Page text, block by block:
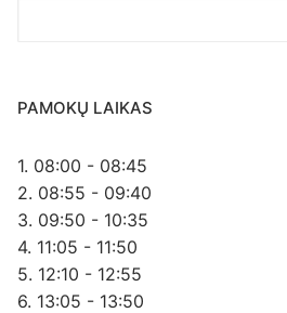
PAMOKŲ LAIKAS
1. 08:00 - 08:45
2. 08:55 - 09:40
3. 09:50 - 10:35
4. 11:05 - 11:50
5. 12:10 - 12:55
6. 13:05 - 13:50